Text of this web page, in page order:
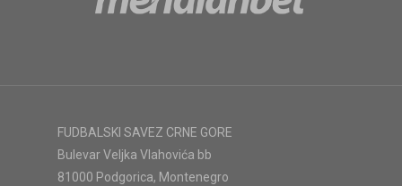
FUDBALSKI SAVEZ CRNE GORE
Bulevar Veljka Vlahovića bb
81000 Podgorica, Montenegro